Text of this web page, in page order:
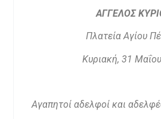
ΑΓΓΕΛΟΣ
Πλατεία Αγίου
Κυριακή, 31
Αγαπητοί αδελφοί και